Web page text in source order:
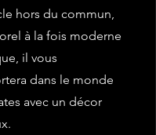
hors du commun,
à la fois moderne
il vous
dans le monde
avec un décor